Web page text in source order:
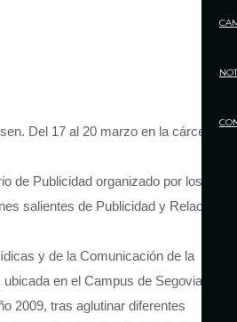
Del 17 al 20 marzo en la cárcel de
de Publicidad organizado por los
salientes de Publicidad y Relaciones
y de la Comunicación de la
en el Campus de Segovia.
2009, tras aglutinar diferentes